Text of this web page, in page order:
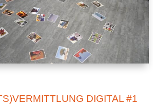
DIGITAL #1